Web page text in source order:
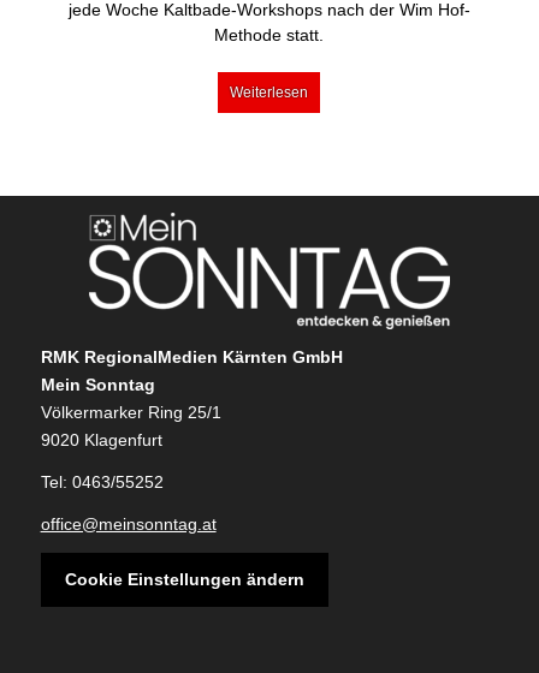
jede Woche Kaltbade-Workshops nach der Wim Hof-
Methode statt.
Weiterlesen
RMK RegionalMedien Kärnten GmbH
Mein Sonntag
Völkermarker Ring 25/1
9020 Klagenfurt
Tel: 0463/55252
office@meinsonntag.at
Cookie Einstellungen ändern